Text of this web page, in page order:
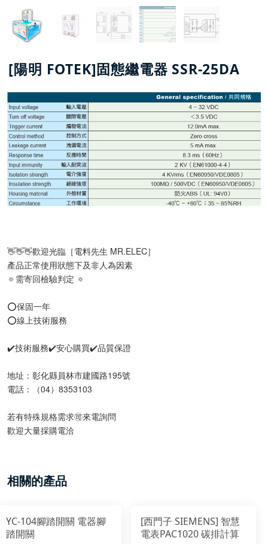
[陽明 FOTEK]固態繼電器 SSR-25DA
👋👋👋歡迎光臨［電料先生 MR.ELEC］
產品正常使用狀態下及非人為因素
🔅需寄回檢驗判定 🔅
⭕️保固一年
⭕️線上技術服務
✔️技術服務✔️安心購買✔️品質保證
地址：彰化縣員林市建國路195號
電話：（04）8353103
若有特殊規格需求🉑️來電詢問
歡迎大量採購電洽
相關的產品
YC-104腳踏開關 電器腳
踏開關
[西門子 SIEMENS] 智慧
電表PAC1020 碳排計算